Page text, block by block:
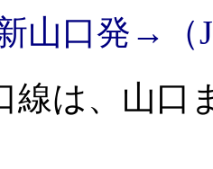
山口発→（
は、山口